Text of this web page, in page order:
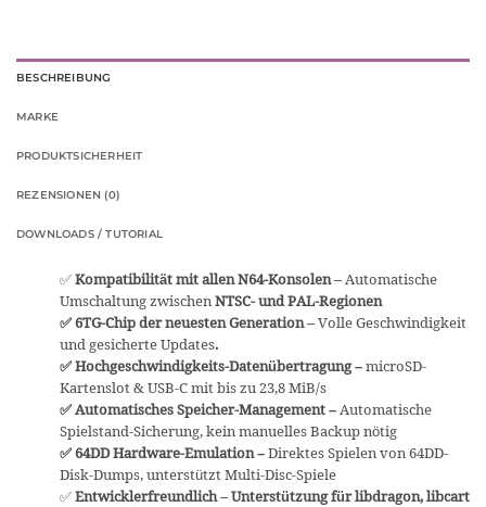
BESCHREIBUNG
MARKE
PRODUKTSICHERHEIT
REZENSIONEN (0)
DOWNLOADS / TUTORIAL
✅Kompatibilität mit allen N64-Konsolen– Automatische
Umschaltung zwischen NTSC- und PAL-Regionen
✅6TG-Chip der neuesten Generation–Volle Geschwindigkeit
und gesicherte Updates.
✅Hochgeschwindigkeits-Datenübertragung–microSD-
Kartenslot & USB-C mit bis zu 23,8 MiB/s
✅Automatisches Speicher-Management– Automatische
Spielstand-Sicherung, kein manuelles Backup nötig
✅64DD Hardware-Emulation–Direktes Spielen von 64DD-
Disk-Dumps, unterstützt Multi-Disc-Spiele
✅Entwicklerfreundlich–Unterstützung für libdragon, libcart